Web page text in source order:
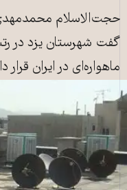
حجت‌الاسلام محمدمهدی
گفت شهرستان يزد در
ماهواره‌ای در ايران قرار